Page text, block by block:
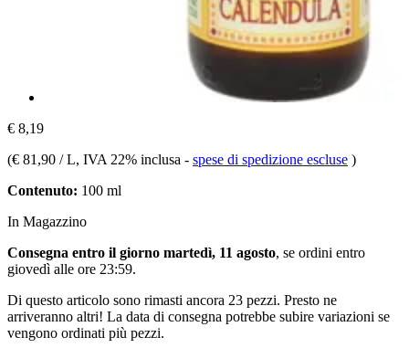
€ 8,19
(€ 81,90 / L, IVA 22% inclusa - spese di spedizione escluse )
Contenuto: 100 ml
In Magazzino
Consegna entro il giorno martedì, 11 agosto, se ordini entro
giovedì alle ore 23:59.
Di questo articolo sono rimasti ancora 23 pezzi. Presto ne
arriveranno altri! La data di consegna potrebbe subire variazioni se
vengono ordinati più pezzi.